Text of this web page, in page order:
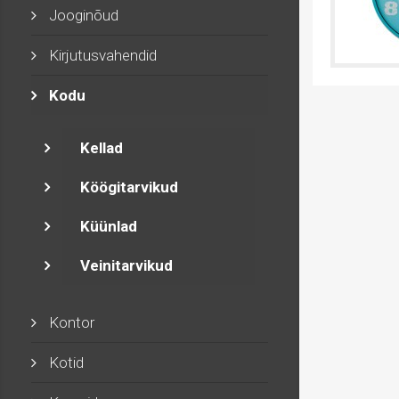
Jooginõud
Kirjutusvahendid
Kodu
Kellad
Köögitarvikud
Küünlad
Veinitarvikud
Kontor
Kotid